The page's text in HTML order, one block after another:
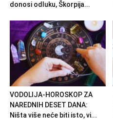
donosi odluku, Škorpija...
VODOLIJA-HOROSKOP ZA
NAREDNIH DESET DANA:
Ništa više neće biti isto, vi...